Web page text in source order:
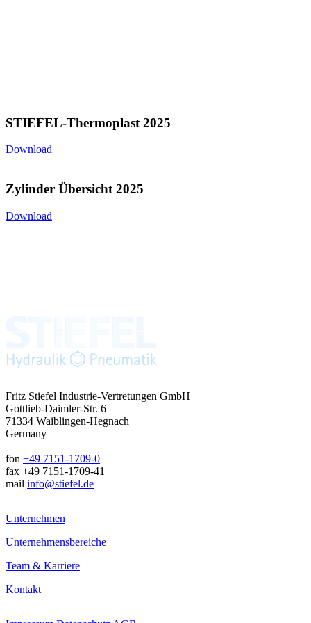
STIEFEL-Thermoplast 2025
Download
Zylinder Übersicht 2025
Download
Fritz Stiefel Industrie-Vertretungen GmbH
Gottlieb-Daimler-Str. 6
71334 Waiblingen-Hegnach
Germany
fon +49 7151-1709-0
fax +49 7151-1709-41
mail info@stiefel.de
Unternehmen
Unternehmensbereiche
Team & Karriere
Kontakt